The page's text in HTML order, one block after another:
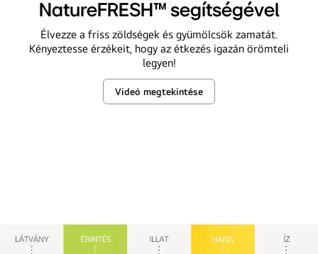
NatureFRESH™ segítségével
Élvezze a friss zöldségek és gyümölcsök zamatát.
Kényeztesse érzékeit, hogy az étkezés igazán örömteli
legyen!
Kényeztesse
érzékeit
Videó megtekintése